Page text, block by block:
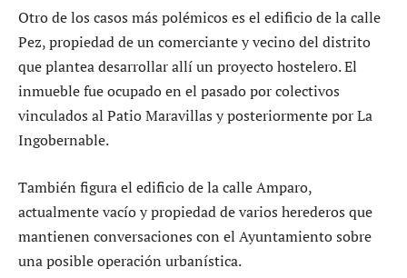
Otro de los casos más polémicos es el edificio de la calle
Pez, propiedad de un comerciante y vecino del distrito
que plantea desarrollar allí un proyecto hostelero. El
inmueble fue ocupado en el pasado por colectivos
vinculados al Patio Maravillas y posteriormente por La
Ingobernable.
También figura el edificio de la calle Amparo,
actualmente vacío y propiedad de varios herederos que
mantienen conversaciones con el Ayuntamiento sobre
una posible operación urbanística.